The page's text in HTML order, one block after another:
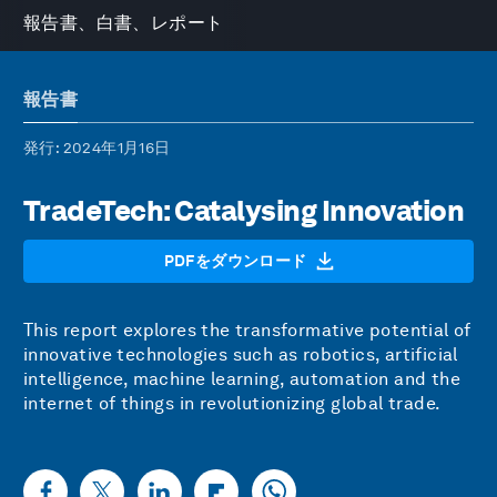
報告書、白書、レポート
報告書
発行: 2024年1月16日
TradeTech: Catalysing Innovation
PDFをダウンロード
This report explores the transformative potential of
innovative technologies such as robotics, artificial
intelligence, machine learning, automation and the
internet of things in revolutionizing global trade.